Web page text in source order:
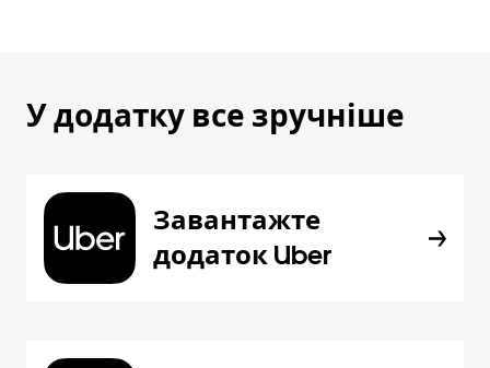
У додатку все зручніше
Завантажте
додаток Uber